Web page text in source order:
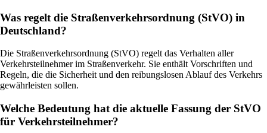
Was regelt die Straßenverkehrsordnung (StVO) in
Deutschland?
Die Straßenverkehrsordnung (StVO) regelt das Verhalten aller
Verkehrsteilnehmer im Straßenverkehr. Sie enthält Vorschriften und
Regeln, die die Sicherheit und den reibungslosen Ablauf des Verkehrs
gewährleisten sollen.
Welche Bedeutung hat die aktuelle Fassung der StVO
für Verkehrsteilnehmer?